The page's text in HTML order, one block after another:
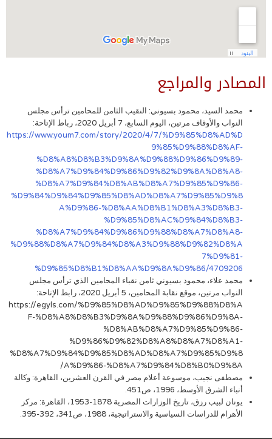
المصادر والمراجع
محمد السيد، محمود بسيوني: النقيب الثامن للمحامين ترأس مجلس
النواب والأوقاف مرتين، اليوم السابع، 7 أبريل 2020، رباط الإتاحة:
https://www.youm7.com/story/2020/4/7/%D9%85%D8%AD%D
9%85%D9%88%D8%AF-
%D8%A8%D8%B3%D9%8A%D9%88%D9%86%D9%89-
%D8%A7%D9%84%D9%86%D9%82%D9%8A%D8%A8-
%D8%A7%D9%84%D8%AB%D8%A7%D9%85%D9%86-
%D9%84%D9%84%D9%85%D8%AD%D8%A7%D9%85%D9%8
A%D9%86-%D8%AA%D8%B1%D8%A3%D8%B3-
%D9%85%D8%AC%D9%84%D8%B3-
%D8%A7%D9%84%D9%86%D9%88%D8%A7%D8%A8-
%D9%88%D8%A7%D9%84%D8%A3%D9%88%D9%82%D8%A
7%D9%81-
%D9%85%D8%B1%D8%AA%D9%8A%D9%86/4709206
محمد علاء، محمود بسيوني ثامن نقباء المحامين الذي ترأس مجلس
النواب مرتين، موقع نقابة المحامين، 5 أبريل 2020، رابط الإتاحة:
https://egyls.com/%D9%85%D8%AD%D9%85%D9%88%D8%A
F-%D8%A8%D8%B3%D9%8A%D9%88%D9%86%D9%8A-
%D8%AB%D8%A7%D9%85%D9%86-
%D9%86%D9%82%D8%A8%D8%A7%D8%A1-
%D8%A7%D9%84%D9%85%D8%AD%D8%A7%D9%85%D9%8
A%D9%86-%D8%A7%D9%84%D8%B0%D9%8A/
مصطفى نجيب، موسوعة أعلام مصر في القرن العشرين، القاهرة: وكالة
أنباء الشرق الأوسط، 1996، ص451.
يونان لبيب رزق، تاريخ الوزارات المصرية 1878-1953، القاهرة: مركز
الأهرام للدراسات السياسية والاستراتيجية، 1988، ص341، 392-395.